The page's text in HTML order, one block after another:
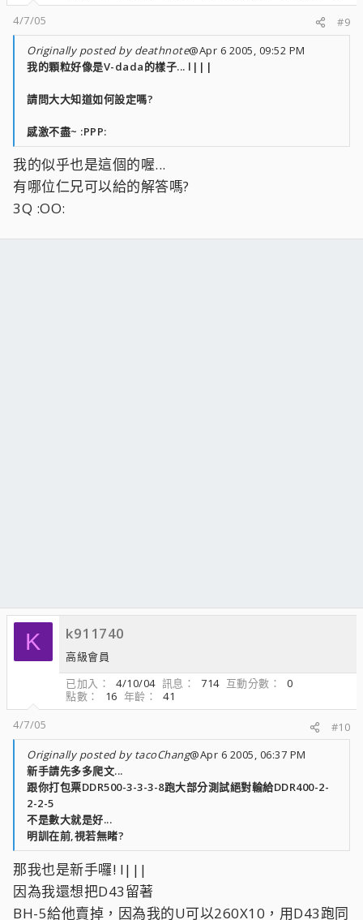
4/7/05
#9
Originally posted by deathnote@Apr 6 2005, 09:52 PM
我的顆粒好像是V-dada的樣子... l|||
請問大大知道如何設定嗎?
感激不盡~ :PPP:
我的似乎也是這個的喔...
有哪位仁兄可以給的解答嗎?
3Q :OO:
K k911740
高級會員
已加入
4/10/04 訊息 714 互動分數
0
點數
16 年齡
41
4/7/05
#10
Originally posted by tacoChang@Apr 6 2005, 06:37 PM
新手請先多多爬文...
跟你打包票DDR500-3-3-3-8跑大部分測試絕對輸給DDR400-2-
2-2-5
不是數大就是好...
明訓在前,視若無睹?
那我也是新手囉! l|||
因為我還想把D43留著
BH-5給他賣掉，因為我的U可以260X10，用D43跑同